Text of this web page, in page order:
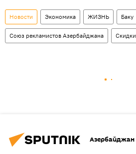
Новости Экономика ЖИЗНЬ Баку
Союз рекламистов Азербайджана Скидки
Азербайджан